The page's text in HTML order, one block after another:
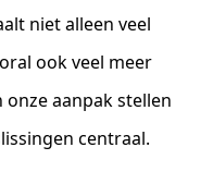
niet alleen veel
ook veel meer
aanpak stellen
centraal.